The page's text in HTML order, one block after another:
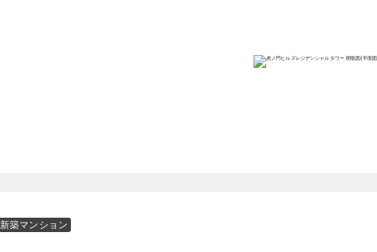
新築マンション